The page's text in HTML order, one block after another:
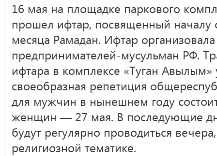
16 мая на площадке паркового
прошел ифтар, посвященный началу
месяца Рамадан. Ифтар
предпринимателей-мусульман РФ.
ифтара в комплексе «Туган
своеобразная репетиция
для мужчин в нынешнем году
женщин — 27 мая. В последующие
будут регулярно проводиться
религиозной тематике.